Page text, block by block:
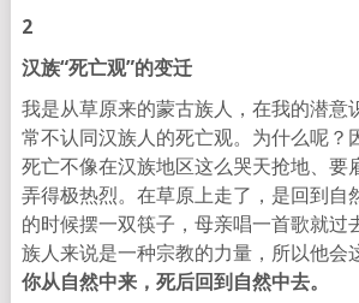
2
汉族“死亡观”的变迁
我是从草原来的蒙古族人，在我的潜意
常不认同汉族人的死亡观。为什么呢？
死亡不像在汉族地区这么哭天抢地、要
弄得极热烈。在草原上走了，是回到自
的时候摆一双筷子，母亲唱一首歌就过
族人来说是一种宗教的力量，所以他会
你从自然中来，死后回到自然中去。